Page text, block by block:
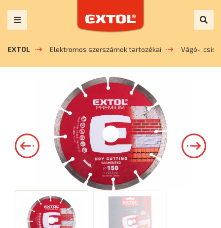
EXTOL Elektromos szerszámok tartozékai Vágó-,